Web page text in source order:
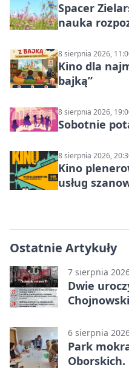
Spacer
nauka
8 sierpnia 2026,
Kino dla
bajką”
8 sierpnia 2026,
Sobotnie
8 sierpnia 2026,
Kino
usług
Ostatnie Artykuły
7 sierpnia
Dwie
6 sierpnia
Park